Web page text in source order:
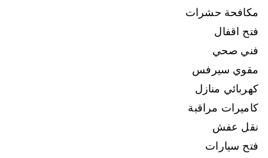
مكافحة حشرات
فتح اقفال
فني صحي
مقوي سيرفس
كهربائي منازل
كاميرات مراقبة
نقل عفش
فتح سيارات